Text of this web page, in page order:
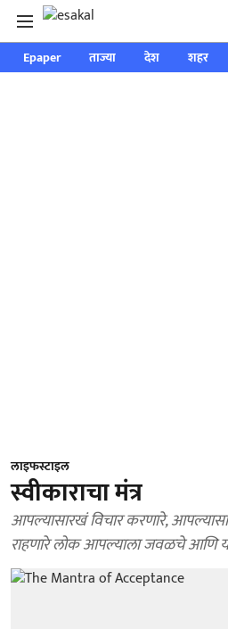
Epaper ताज्या देश शहर
लाइफस्टाइल
स्वीकाराचा मंत्र
आपल्यासारखं विचार करणारे,
राहणारे लोक आपल्याला जवळचे आणि